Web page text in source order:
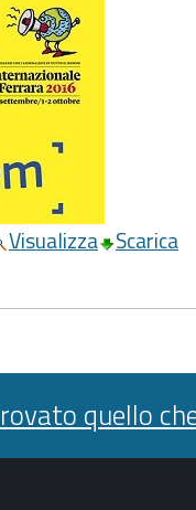
Visualizza Scarica
twitter
quello